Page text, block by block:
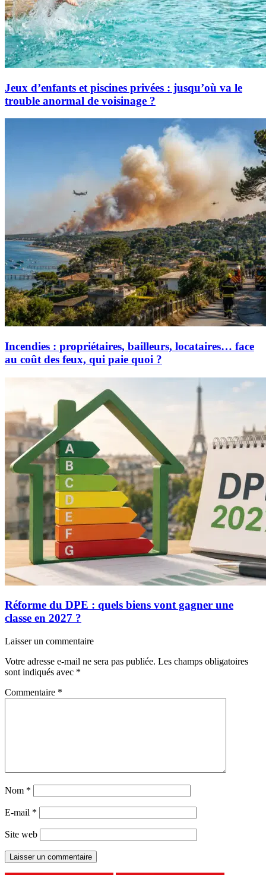
Jeux d’enfants et piscines privées : jusqu’où va le
trouble anormal de voisinage ?
Incendies : propriétaires, bailleurs, locataires… face
au coût des feux, qui paie quoi ?
Réforme du DPE : quels biens vont gagner une
classe en 2027 ?
Laisser un commentaire
Votre adresse e-mail ne sera pas publiée. Les champs obligatoires
sont indiqués avec *
Commentaire *
Nom *
E-mail *
Site web